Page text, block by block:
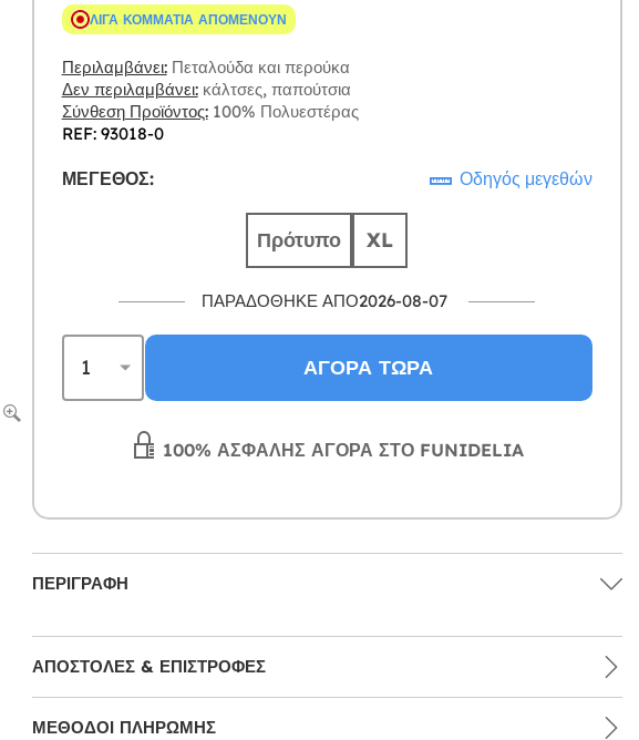
ΛΊΓΑ ΚΟΜΜΆΤΙΑ ΑΠΟΜΈΝΟΥΝ
Περιλαμβάνει:Πεταλούδα και περούκα
Δεν περιλαμβάνει:κάλτσες, παπούτσια
Σύνθεση Προϊόντος:100% Πολυεστέρας
REF: 93018-0
ΜΈΓΕΘΟΣ: Οδηγός μεγεθών
Πρότυπο XL
ΠΑΡΑΔΌΘΗΚΕ ΑΠΌ2026-08-07
ΑΓΟΡΆ ΤΏΡΑ
100% ΑΣΦΑΛΉΣ ΑΓΟΡΆ ΣΤΟ FUNIDELIA
ΠΕΡΙΓΡΑΦΉ
ΑΠΟΣΤΟΛΈΣ & ΕΠΙΣΤΡΟΦΈΣ
ΜΕΘΌΔΟΙ ΠΛΗΡΩΜΉΣ